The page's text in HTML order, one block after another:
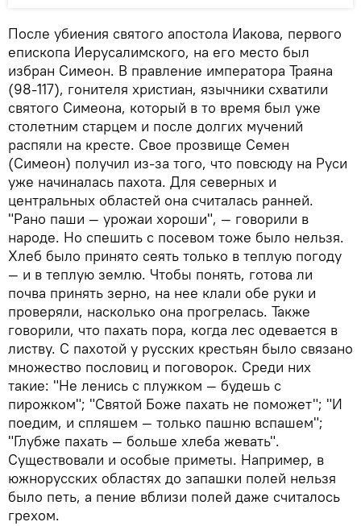
После убиения святого апостола Иакова, первого
епископа Иерусалимского, на его место был
избран Симеон. В правление императора Траяна
(98-117), гонителя христиан, язычники схватили
святого Симеона, который в то время был уже
столетним старцем и после долгих мучений
распяли на кресте. Свое прозвище Семен
(Симеон) получил из-за того, что повсюду на Руси
уже начиналась пахота. Для северных и
центральных областей она считалась ранней.
"Рано паши — урожаи хороши", — говорили в
народе. Но спешить с посевом тоже было нельзя.
Хлеб было принято сеять только в теплую погоду
— и в теплую землю. Чтобы понять, готова ли
почва принять зерно, на нее клали обе руки и
проверяли, насколько она прогрелась. Также
говорили, что пахать пора, когда лес одевается в
листву. С пахотой у русских крестьян было связано
множество пословиц и поговорок. Среди них
такие: "Не ленись с плужком — будешь с
пирожком"; "Святой Боже пахать не поможет"; "И
поедим, и спляшем — только пашню вспашем";
"Глубже пахать — больше хлеба жевать".
Существовали и особые приметы. Например, в
южнорусских областях до запашки полей нельзя
было петь, а пение вблизи полей даже считалось
грехом.